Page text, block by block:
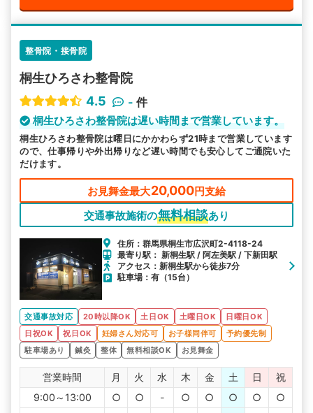
整骨院・接骨院
桐生ひろさわ整骨院
4.5
- 件
桐生ひろさわ整骨院は遅い時間まで営業しています。
桐生ひろさわ整骨院は曜日にかかわらず21時まで営業しています
ので、仕事帰りや外出帰りなど遅い時間でも安心してご通院いた
だけます。
お見舞金最大20,000円支給
交通事故施術の無料相談あり
住所：群馬県桐生市広沢町2-4118-24
最寄り駅： 新桐生駅 / 阿左美駅 / 下新田駅
アクセス：新桐生駅から徒歩7分
駐車場：有（15台）
交通事故対応 20時以降OK 土日OK 土曜日OK
日曜日OK
日祝OK
祝日OK 妊婦さん対応可 お子様同伴可
予約優先制
駐車場あり
鍼灸 整体 無料相談OK お見舞金
営業時間 月 火 水 木 金 土 日
祝
9:00～13:00
○ ○ - ○ ○ ○ ○
○